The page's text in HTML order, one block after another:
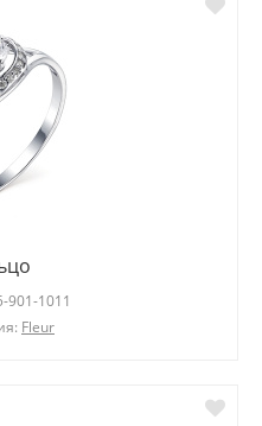
901-1011
Fleur